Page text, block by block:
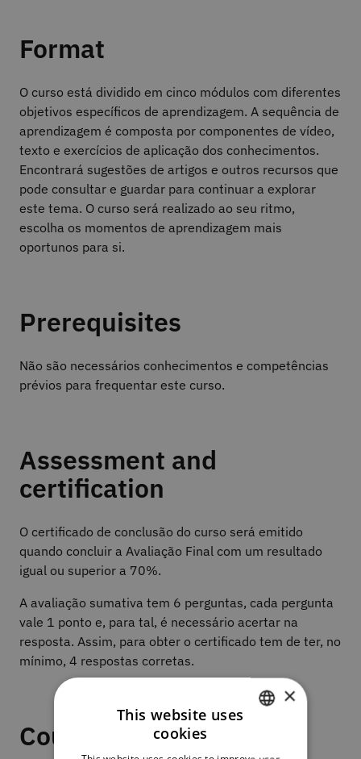
Format
O curso está dividido em cinco módulos com diferentes
objetivos específicos de aprendizagem. A sequência de
aprendizagem é composta por componentes de vídeo,
texto e exercícios de aplicação dos conhecimentos.
Encontrará sugestões de artigos e outros recursos que
pode consultar e guardar para continuar a explorar
este tema. O curso será realizado ao seu ritmo,
escolha os momentos de aprendizagem mais
oportunos para si.
Prerequisites
Não são necessários conhecimentos e competências
prévios para frequentar este curso.
Assessment and
certification
O certificado de conclusão do curso será emitido
quando concluir a Avaliação Final com um resultado
igual ou superior a 70%.
A avaliação sumativa tem 6 perguntas, cada pergunta
vale 1 ponto e, para tal, é necessário acertar na
resposta. Assim, para obter o certificado tem de ter, no
mínimo, 4 respostas corretas.
Course plan
×
This website uses
cookies